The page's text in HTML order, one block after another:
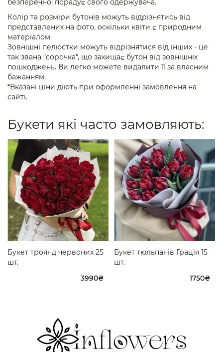
безперечно, порадує свого одержувача.
Колір та розміри бутонів можуть відрізнятись від
представлених на фото, оскільки квіти є природним
матеріалом.
Зовнішні пелюстки можуть відрізнятися від інших - це
так звана "сорочка", що захищає бутон від зовнішніх
пошкоджень. Ви легко можете видалити її за власним
бажанням.
*Вказані ціни діють при оформленні замовлення на
сайті.
Букети які часто замовляють:
Букет троянд червоних 25
шт.
3990₴
Букет тюльпанів Грація 15
шт.
1750₴